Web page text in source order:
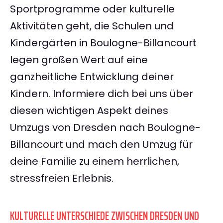
Sportprogramme oder kulturelle
Aktivitäten geht, die Schulen und
Kindergärten in Boulogne-Billancourt
legen großen Wert auf eine
ganzheitliche Entwicklung deiner
Kindern. Informiere dich bei uns über
diesen wichtigen Aspekt deines
Umzugs von Dresden nach Boulogne-
Billancourt und mach den Umzug für
deine Familie zu einem herrlichen,
stressfreien Erlebnis.
KULTURELLE UNTERSCHIEDE ZWISCHEN DRESDEN UND